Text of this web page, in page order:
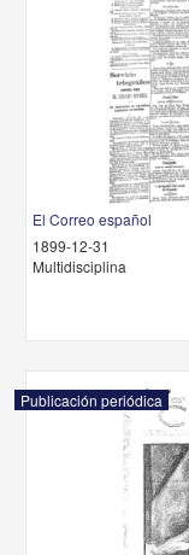
El Correo español
1899-12-31
Multidisciplina
Publicación periódica